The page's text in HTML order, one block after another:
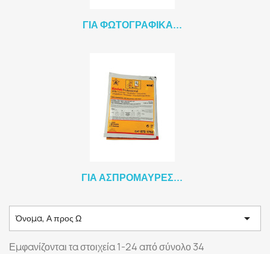
ΓΙΑ ΦΩΤΟΓΡΑΦΙΚΆ...
ΓΙΑ ΑΣΠΡΌΜΑΥΡΕΣ...
Όνομα, Α προς Ω 
Εμφανίζονται τα στοιχεία 1-24 από σύνολο 34